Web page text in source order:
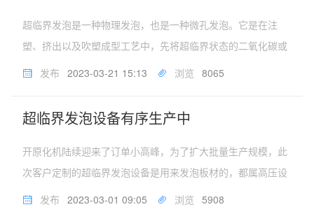
超临界发泡是一种物理发泡，也是一种微孔发泡。它是在注
塑、挤出以及吹塑成型工艺中，先将超临界状态的二氧化碳或
氮气等其他气体注入到特殊的塑化装置中，使气体与熔融原料
力降，从而使气体析出形成...
发布 2023-03-21 15:13 浏览 8065
超临界发泡设备有序生产中
开原化机陆续迎来了订单小高峰，为了扩大批量生产规模，此
次客户定制的超临界发泡设备是用来发泡板材的，都属高压设
备。超临界发泡设备，改变了客户多年来的原料不好控制、原
发布 2023-03-01 09:05 浏览 5908